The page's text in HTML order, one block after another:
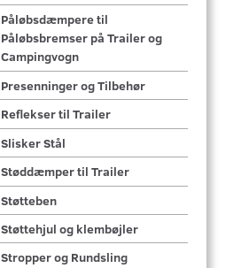
Påløbsdæmpere til
Påløbsbremser på Trailer og
Campingvogn
Presenninger og Tilbehør
Reflekser til Trailer
Slisker Stål
Støddæmper til Trailer
Støtteben
Støttehjul og klembøjler
Stropper og Rundsling